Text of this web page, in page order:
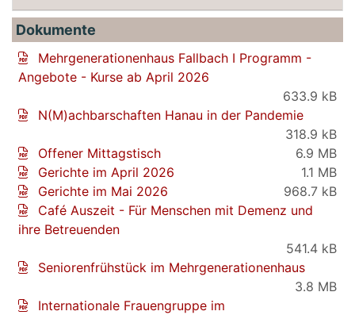
Dokumente
Mehrgenerationenhaus Fallbach I Programm -
Angebote - Kurse ab April 2026
633.9 kB
N(M)achbarschaften Hanau in der Pandemie
318.9 kB
Offener Mittagstisch
6.9 MB
Gerichte im April 2026
1.1 MB
Gerichte im Mai 2026
968.7 kB
Café Auszeit - Für Menschen mit Demenz und
ihre Betreuenden
541.4 kB
Seniorenfrühstück im Mehrgenerationenhaus
3.8 MB
Internationale Frauengruppe im